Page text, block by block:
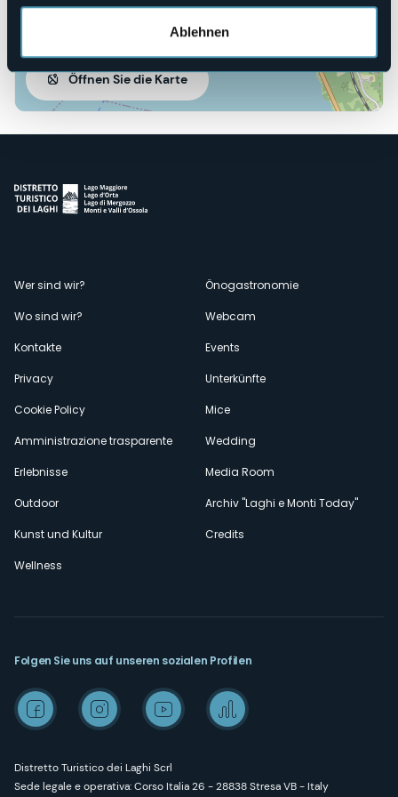
Ablehnen
Öffnen Sie die Karte
Menù
secondario
Wer sind wir?
Wo sind wir?
Kontakte
Privacy
Cookie Policy
Amministrazione trasparente
Erlebnisse
Outdoor
Kunst und Kultur
Wellness
Önogastronomie
Webcam
Events
Unterkünfte
Mice
Wedding
Media Room
Archiv "Laghi e Monti Today"
Credits
Distretto Turistico dei Laghi Scrl
Sede legale e operativa: Corso Italia 26 - 28838 Stresa VB - Italy
Folgen Sie uns auf unseren sozialen Profilen